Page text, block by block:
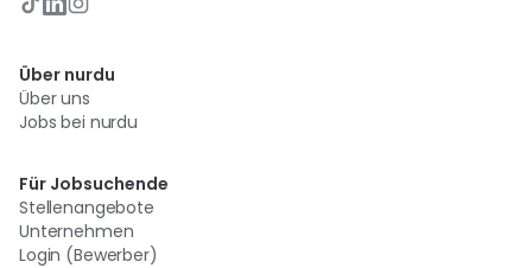
Über nurdu
Über uns
Jobs bei nurdu
Für Jobsuchende
Stellenangebote
Unternehmen
Login (Bewerber)